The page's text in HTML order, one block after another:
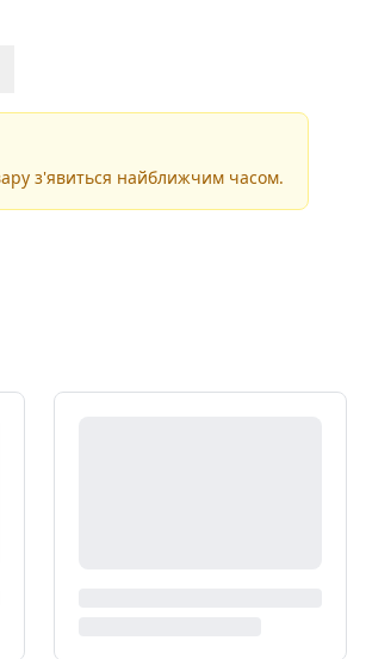
з'явиться найближчим часом.